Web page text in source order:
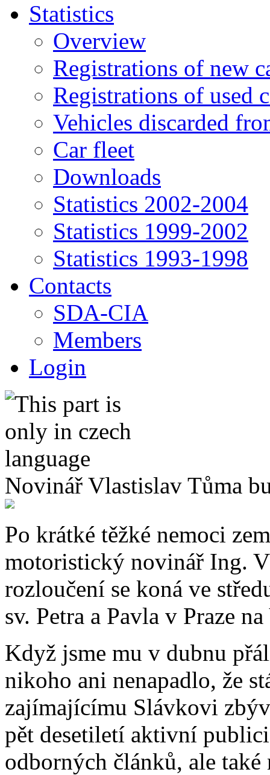
Statistics
Overview
Registrations of new
Registrations of used
Vehicles discarded
Car fleet
Downloads
Statistics 2002-2004
Statistics 1999-2002
Statistics 1993-1998
Contacts
SDA-CIA
Members
Login
Novinář Vlastislav Tůma
Po krátké těžké nemoci
motoristický novinář Ing.
rozloučení se koná ve
sv. Petra a Pavla v Praze
Když jsme mu v dubnu
nikoho ani nenapadlo, že
zajímajícímu Slávkovi
pět desetiletí aktivní
odborných článků, ale